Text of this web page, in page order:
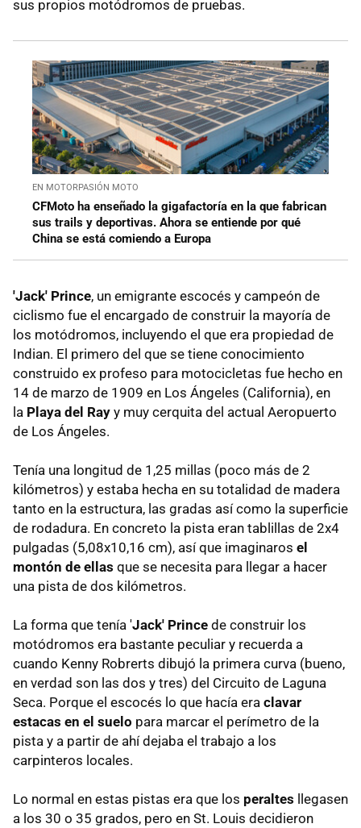
sus propios motódromos de pruebas.
EN MOTORPASIÓN MOTO
CFMoto ha enseñado la gigafactoría en la que fabrican
sus trails y deportivas. Ahora se entiende por qué
China se está comiendo a Europa
'Jack' Prince, un emigrante escocés y campeón de
ciclismo fue el encargado de construir la mayoría de
los motódromos, incluyendo el que era propiedad de
Indian. El primero del que se tiene conocimiento
construido ex profeso para motocicletas fue hecho en
14 de marzo de 1909 en Los Ángeles (California), en
la Playa del Ray y muy cerquita del actual Aeropuerto
de Los Ángeles.
Tenía una longitud de 1,25 millas (poco más de 2
kilómetros) y estaba hecha en su totalidad de madera
tanto en la estructura, las gradas así como la superficie
de rodadura. En concreto la pista eran tablillas de 2x4
pulgadas (5,08x10,16 cm), así que imaginaros el
montón de ellas que se necesita para llegar a hacer
una pista de dos kilómetros.
La forma que tenía 'Jack' Prince de construir los
motódromos era bastante peculiar y recuerda a
cuando Kenny Robrerts dibujó la primera curva (bueno,
en verdad son las dos y tres) del Circuito de Laguna
Seca. Porque el escocés lo que hacía era clavar
estacas en el suelo para marcar el perímetro de la
pista y a partir de ahí dejaba el trabajo a los
carpinteros locales.
Lo normal en estas pistas era que los peraltes llegasen
a los 30 o 35 grados, pero en St. Louis decidieron